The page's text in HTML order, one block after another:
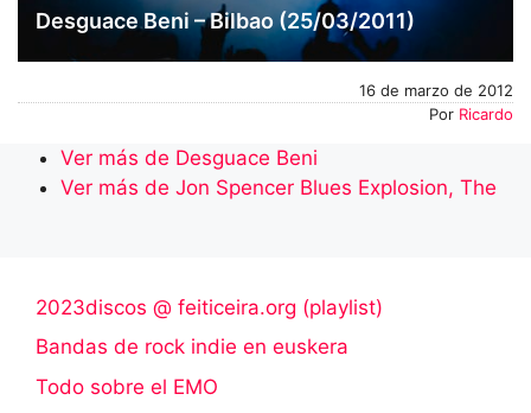
Desguace Beni – Bilbao (25/03/2011)
16 de marzo de 2012
Por Ricardo
Ver más de Desguace Beni
Ver más de Jon Spencer Blues Explosion, The
2023discos @ feiticeira.org (playlist)
Bandas de rock indie en euskera
Todo sobre el EMO